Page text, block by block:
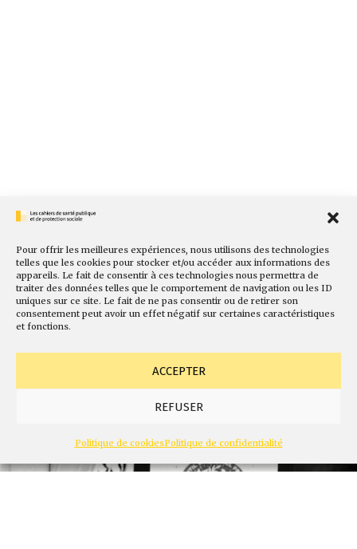
Pour offrir les meilleures expériences, nous utilisons des technologies
telles que les cookies pour stocker et/ou accéder aux informations des
appareils. Le fait de consentir à ces technologies nous permettra de
traiter des données telles que le comportement de navigation ou les ID
uniques sur ce site. Le fait de ne pas consentir ou de retirer son
consentement peut avoir un effet négatif sur certaines caractéristiques
et fonctions.
ACCEPTER
REFUSER
Politique de cookiesPolitique de confidentialité